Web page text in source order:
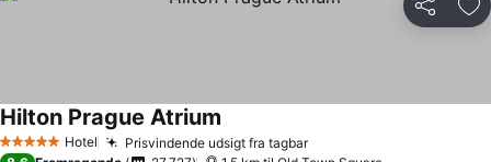
Del
5 Stjerner Hotel Prisvindende udsigt fra tagbarSe priser
Hilton Prague Atrium